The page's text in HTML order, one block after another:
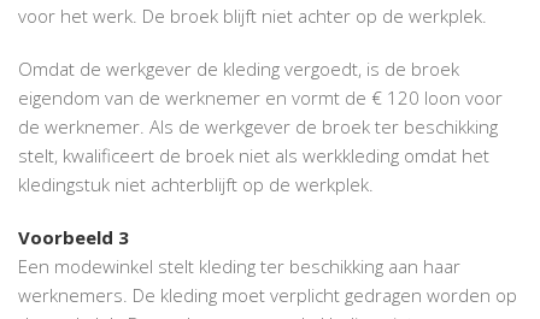
voor het werk. De broek blijft niet achter op de werkplek.
Omdat de werkgever de kleding vergoedt, is de broek
eigendom van de werknemer en vormt de € 120 loon voor
de werknemer. Als de werkgever de broek ter beschikking
stelt, kwalificeert de broek niet als werkkleding omdat het
kledingstuk niet achterblijft op de werkplek.
Voorbeeld 3
Een modewinkel stelt kleding ter beschikking aan haar
werknemers. De kleding moet verplicht gedragen worden op